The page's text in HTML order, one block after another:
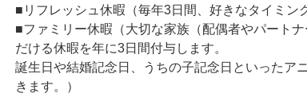
■リフレッシュ休暇（毎年3日間、好きなタイミン
■ファミリー休暇（大切な家族（配偶者やパート
だける休暇を年に3日間付与します。
誕生日や結婚記念日、うちの子記念日といったア